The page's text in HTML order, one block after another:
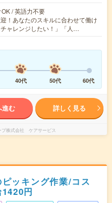
/ 英語力不要
！あなたのスキルに合わせて働け
ャレンジしたい！」「人…
40代 50代 60代
進む 詳しく見る
プ株式会社 ケアサービス
ッキング作業/コス
円